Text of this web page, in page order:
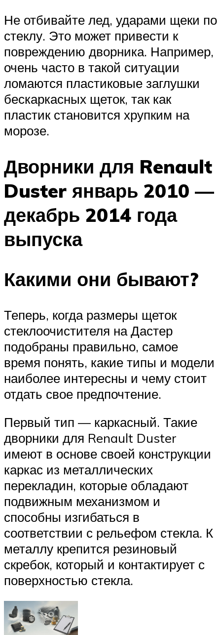
Не отбивайте лед, ударами щеки по
стеклу. Это может привести к
повреждению дворника. Например,
очень часто в такой ситуации
ломаются пластиковые заглушки
бескаркасных щеток, так как
пластик становится хрупким на
морозе.
Дворники для Renault
Duster январь 2010 —
декабрь 2014 года
выпуска
Какими они бывают?
Теперь, когда размеры щеток
стеклоочистителя на Дастер
подобраны правильно, самое
время понять, какие типы и модели
наиболее интересны и чему стоит
отдать свое предпочтение.
Первый тип — каркасный. Такие
дворники для Renault Duster
имеют в основе своей конструкции
каркас из металлических
перекладин, которые обладают
подвижным механизмом и
способны изгибаться в
соответствии с рельефом стекла. К
металлу крепится резиновый
скребок, который и контактирует с
поверхностью стекла.